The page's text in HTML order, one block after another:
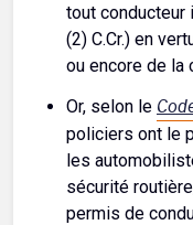
tout conducteur
(2) C.Cr.) en
ou encore de la
Or, selon le
policiers ont le
les
sécurité
permis de